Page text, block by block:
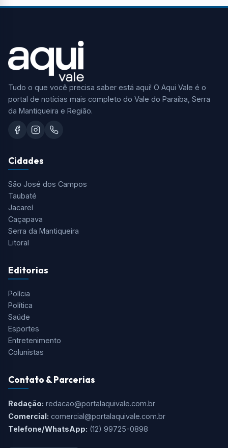
Tudo o que você precisa saber está aqui! O Aqui Vale é o
portal de notícias mais completo do Vale do Paraíba, Serra
da Mantiqueira e Região.
Cidades
São José dos Campos
Taubaté
Jacareí
Caçapava
Serra da Mantiqueira
Litoral
Editorias
Polícia
Política
Saúde
Esportes
Entretenimento
Colunistas
Contato & Parcerias
Redação: redacao@portalaquivale.com.br
Comercial: comercial@portalaquivale.com.br
Telefone/WhatsApp: (12) 99725-0898